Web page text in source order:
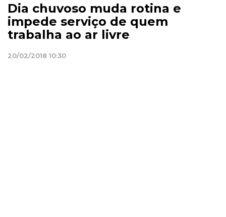
Dia chuvoso muda rotina e
impede serviço de quem
trabalha ao ar livre
20/02/2018 10:30